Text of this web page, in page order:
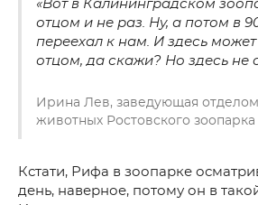
«Вот в Калининградском
отцом и не раз. Ну, а потом в
переехал к нам. И здесь
отцом, да скажи? Но здесь не
Ирина Лев, заведующая
животных Ростовского зоопарка
Кстати, Рифа в зоопарке
день, наверное, потому он в